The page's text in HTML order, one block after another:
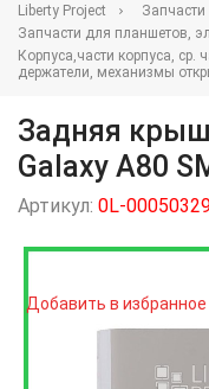
Liberty Project
Запчасти
Запчасти для планшетов,
Корпуса,части корпуса, ср.
держатели, механизмы
Задняя
Galaxy A80
Артикул: 0L-
Добавить в избранное